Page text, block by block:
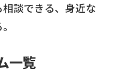
相続談できる、身近な
一覧